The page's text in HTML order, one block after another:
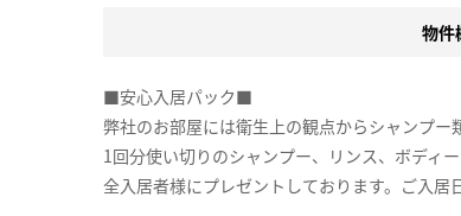
物件
■安心入居パック■
弊社のお部屋には衛生上の観点からシャンプー
1回分使い切りのシャンプー、リンス、ボディ
全入居者様にプレゼントしております。ご入居